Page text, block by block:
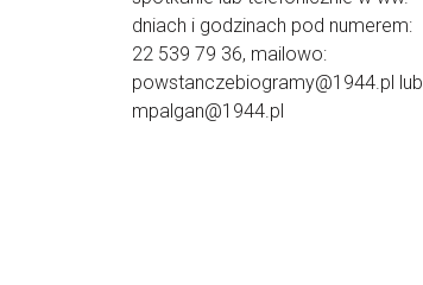
dniach i godzinach pod numerem:
22 539 79 36, mailowo:
powstanczebiogramy@1944.pl lub
mpalgan@1944.pl